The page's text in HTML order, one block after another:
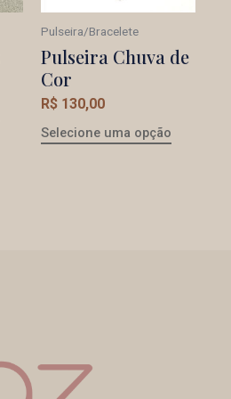
Pulseira/Bracelete
Pulseira Chuva de
Cor
R$ 130,00
Selecione uma opção